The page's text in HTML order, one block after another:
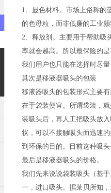
1、显色材料。市场上俗称的
的色母粒，而非低廉的工业颜
2、释放剂。主要用于帮助吸
率就会越高。所以最保险的
我们用户也只能在选择时尽
其次是移液器吸头的包装
移液器吸头的包装形式主要
在于袋装便宜。所谓袋装，
装吸头后，再人工把吸头放
状，可以不接触吸头而迅速
到环保的目的。目前这种吸
最后是移液器吸头的价格。
我们先来说说袋装吸头（基
一，进口吸头。据莱贝所知，